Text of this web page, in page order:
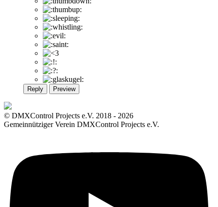
Reply Preview
© DMXControl Projects e.V. 2018 - 2026
Gemeinnütziger Verein DMXControl Projects e.V.